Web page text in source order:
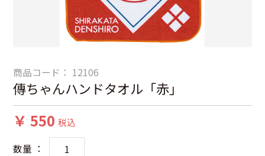
商品コード： 12106
傳ちゃんハンドタオル「赤」
￥ 550 税込
数量 ：